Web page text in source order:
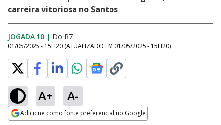
carreira vitoriosa no Santos
JOGADA 10 | Do R7
01/05/2025 - 15H20 (ATUALIZADO EM 01/05/2025 - 15H20)
A+ A-
Adicione como fonte preferencial no Google